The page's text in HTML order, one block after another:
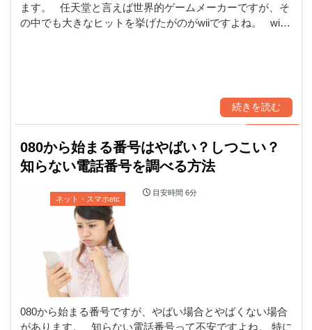
ます。 任天堂と言えば世界的ゲームメーカーですが、そ
の中でも大きなヒットを挙げたがのがwiiですよね。 wi…
続きを読む
080から始まる番号はやばい？しつこい？
知らない電話番号を調べる方法
ネット・スマホetc
目安時間 6分
080から始まる番号ですが、やばい場合とやばくない場合
があります。 知らない電話番号って不安ですよね。 特に